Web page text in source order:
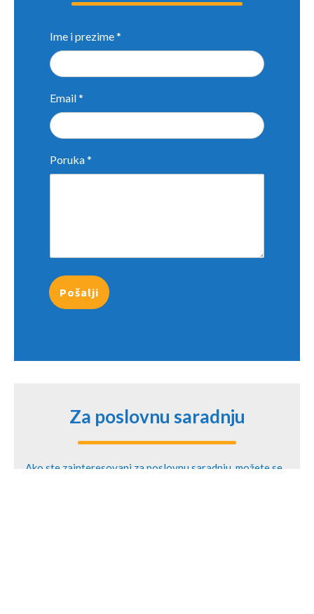
Ime i prezime*
Email*
Poruka*
Pošalji
Za poslovnu saradnju
Ako ste zainteresovani za poslovnu saradnju, možete se